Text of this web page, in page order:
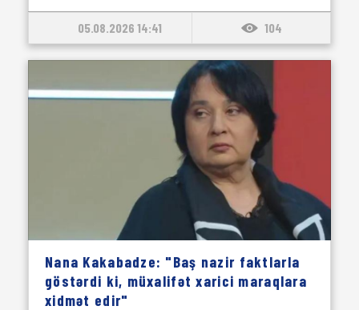
05.08.2026 14:41 104
Nana Kakabadze: "Baş nazir faktlarla
göstərdi ki, müxalifət xarici maraqlara
xidmət edir"